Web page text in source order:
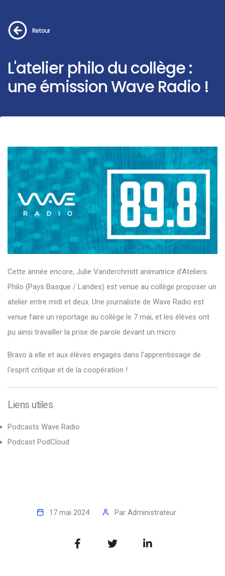
Retour
L'atelier philo du collège :
une émission Wave Radio !
Cette année encore, Julie Vanderchmitt animatrice d'Ateliers
Philo (Pays Basque / Landes) est venue au collège proposer un
atelier entre midi et deux. Une journaliste de Wave Radio est
venue faire un reportage au collège le 7 mai, et les élèves ont
pu ainsi travailler la prise de parole devant un micro.
Bravo à elle et aux élèves engagés dans l'apprentissage de
l'esprit critique et de la coopération !
Liens utiles
Podcasts Wave Radio
Podcast PodCloud
17 mai 2024 Par Administrateur